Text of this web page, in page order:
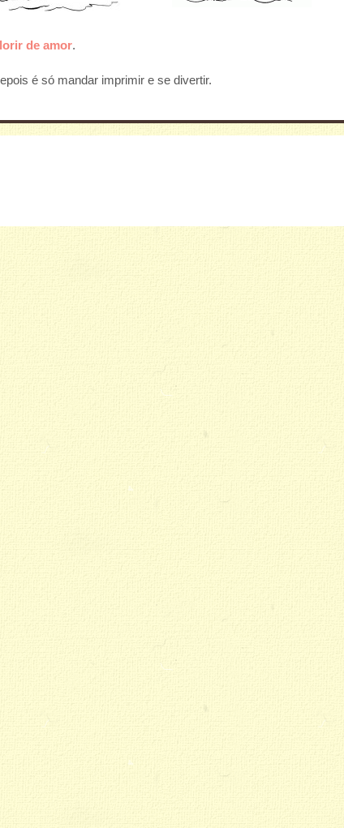
de amor.
é só mandar imprimir e se divertir.